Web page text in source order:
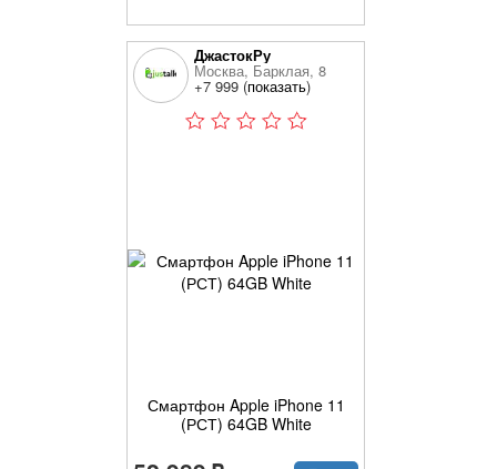
ДжастокРу
Москва, Барклая, 8
+7 999 (показать)
Смартфон Apple iPhone 11
(РСТ) 64GB White